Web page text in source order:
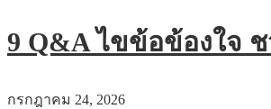
9 Q&A ไขข้อข้องใจ
กรกฎาคม 24, 2026